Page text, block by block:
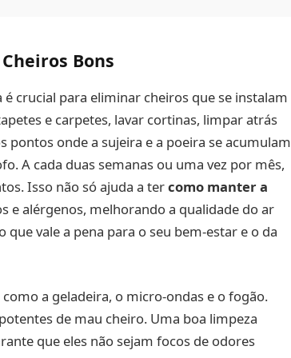
Bons
crucial para eliminar cheiros que se instalam
e carpetes, lavar cortinas, limpar atrás
pontos onde a sujeira e a poeira se acumulam
A cada duas semanas ou uma vez por mês,
Isso não só ajuda a tercomo manter a
e alérgenos, melhorando a qualidade do ar
vale a pena para o seu bem-estar e o da
a geladeira, o micro-ondas e o fogão.
de mau cheiro. Uma boa limpeza
que eles não sejam focos de odores